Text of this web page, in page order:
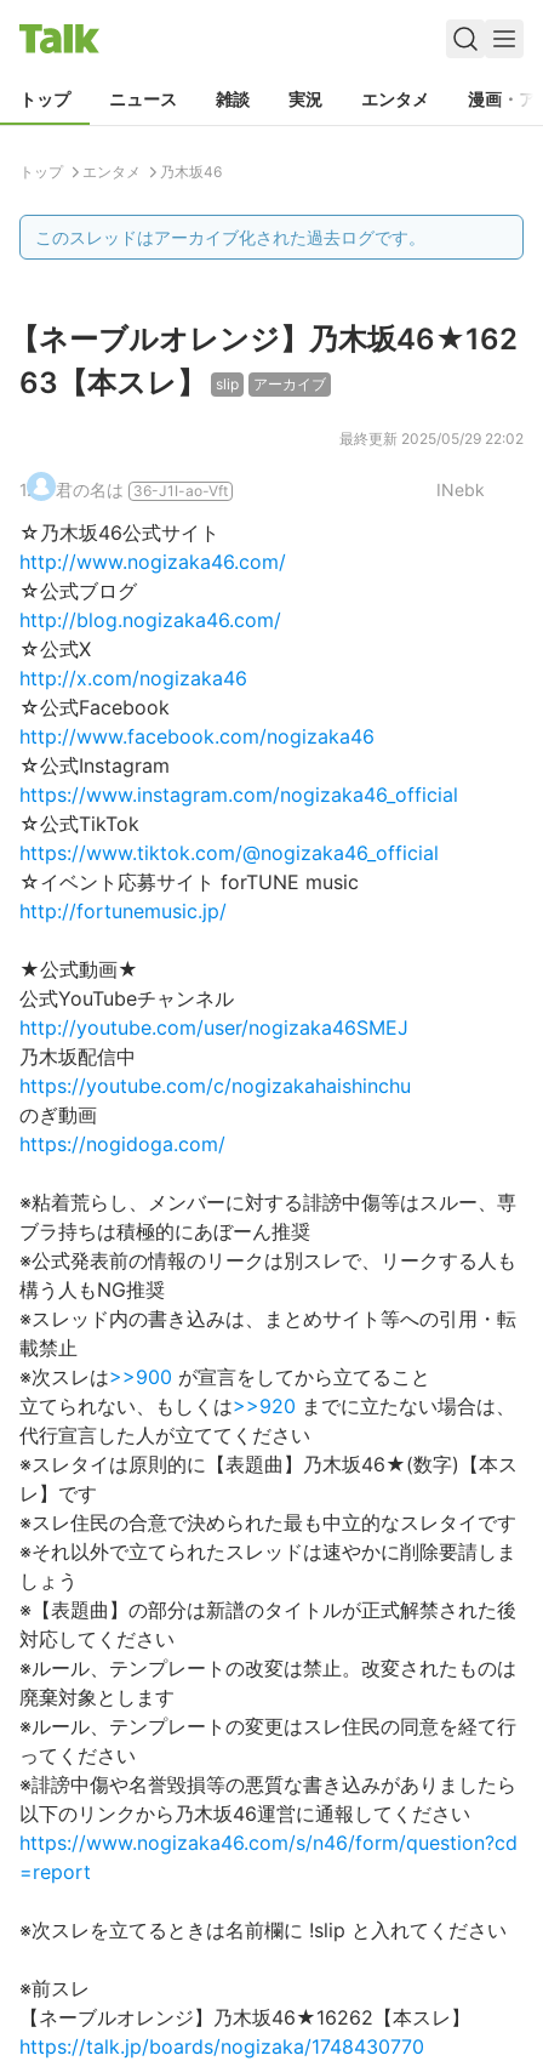
トップ ニュース 雑談 実況 エンタメ 漫画・ア
トップ エンタメ 乃木坂46
このスレッドはアーカイブ化された過去ログです。
【ネーブルオレンジ】乃木坂46★162
63【本スレ】
slip アーカイブ
最終更新 2025/05/29 22:02
1. 君の名は 36-J1I-ao-Vft INebk
☆乃木坂46公式サイト
http://www.nogizaka46.com/
☆公式ブログ
http://blog.nogizaka46.com/
☆公式X
http://x.com/nogizaka46
☆公式Facebook
http://www.facebook.com/nogizaka46
☆公式Instagram
https://www.instagram.com/nogizaka46_official
☆公式TikTok
https://www.tiktok.com/@nogizaka46_official
☆イベント応募サイト forTUNE music
http://fortunemusic.jp/
★公式動画★
公式YouTubeチャンネル
http://youtube.com/user/nogizaka46SMEJ
乃木坂配信中
https://youtube.com/c/nogizakahaishinchu
のぎ動画
https://nogidoga.com/
※粘着荒らし、メンバーに対する誹謗中傷等はスルー、専
ブラ持ちは積極的にあぼーん推奨
※公式発表前の情報のリークは別スレで、リークする人も
構う人もNG推奨
※スレッド内の書き込みは、まとめサイト等への引用・転
載禁止
※次スレは>>900 が宣言をしてから立てること
立てられない、もしくは>>920 までに立たない場合は、
代行宣言した人が立ててください
※スレタイは原則的に【表題曲】乃木坂46★(数字)【本ス
レ】です
※スレ住民の合意で決められた最も中立的なスレタイです
※それ以外で立てられたスレッドは速やかに削除要請しま
しょう
※【表題曲】の部分は新譜のタイトルが正式解禁された後
対応してください
※ルール、テンプレートの改変は禁止。改変されたものは
廃棄対象とします
※ルール、テンプレートの変更はスレ住民の同意を経て行
ってください
※誹謗中傷や名誉毀損等の悪質な書き込みがありましたら
以下のリンクから乃木坂46運営に通報してください
https://www.nogizaka46.com/s/n46/form/question?cd
=report
※次スレを立てるときは名前欄に !slip と入れてください
※前スレ
【ネーブルオレンジ】乃木坂46★16262【本スレ】
https://talk.jp/boards/nogizaka/1748430770